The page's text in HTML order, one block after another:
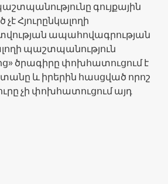
գույքային
Հյուրընկալողի
ապահովագրության
պաշտպանություն
ծրագիրը փոխհատուցում է
տանը և իրերին հասցված որոշ
չի փոխհատուցում այդ